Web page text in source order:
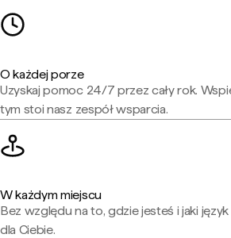
O każdej porze
Uzyskaj pomoc 24/7 przez cały rok.
tym stoi nasz zespół wsparcia.
W każdym miejscu
Bez względu na to, gdzie jesteś i jaki
dla Ciebie.